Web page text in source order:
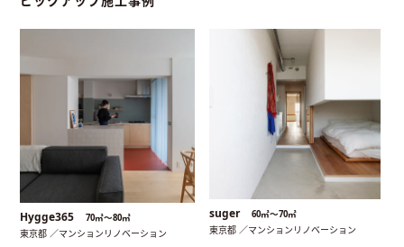
Hygge365 70㎡〜80㎡
東京都 ／マンションリノベーション
suger 60㎡〜70㎡
東京都 ／マンションリノベーション